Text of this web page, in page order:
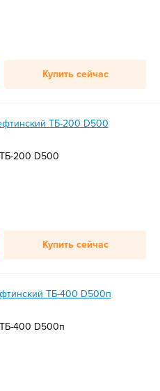
Купить сейчас
200 D500
Купить сейчас
400 D500п